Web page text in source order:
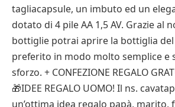
tagliacapsule, un imbuto ed un
dotato di 4 pile AA 1,5 AV. Grazie al
bottiglie potrai aprire la bottiglia
preferito in modo molto semplice e
sforzo. + CONFEZIONE REGALO
🎁IDEE REGALO UOMO! Il ns.
un’ottima idea regalo papà, marito,